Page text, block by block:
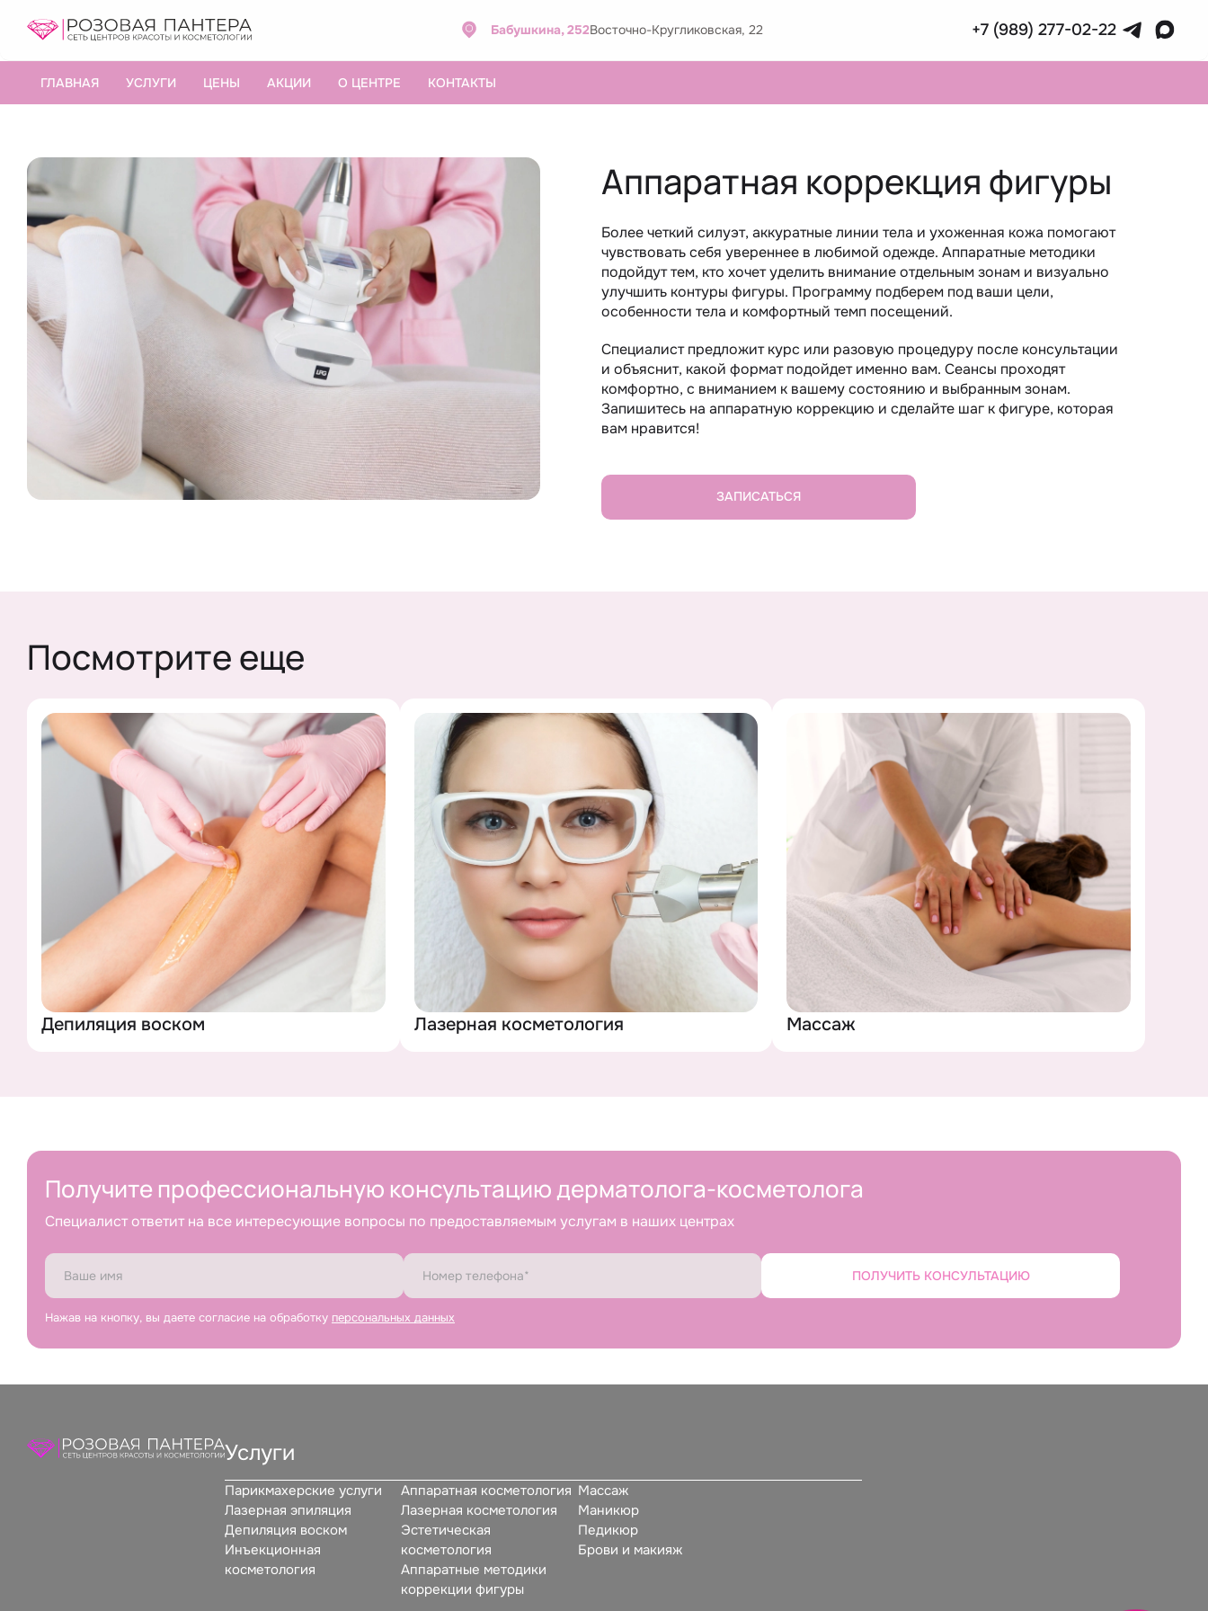
Бабушкина, 252Восточно-Кругликовская, 22 +7 (989) 277-02-22
ГЛАВНАЯ УСЛУГИ ЦЕНЫ АКЦИИ О ЦЕНТРЕ КОНТАКТЫ
ОТПРАВИТЬ
персональных данных
Аппаратная коррекция фигуры
Более четкий силуэт, аккуратные линии тела и ухоженная кожа помогают
чувствовать себя увереннее в любимой одежде. Аппаратные методики
подойдут тем, кто хочет уделить внимание отдельным зонам и визуально
улучшить контуры фигуры. Программу подберем под ваши цели,
особенности тела и комфортный темп посещений.
Специалист предложит курс или разовую процедуру после консультации
и объяснит, какой формат подойдет именно вам. Сеансы проходят
комфортно, с вниманием к вашему состоянию и выбранным зонам.
Запишитесь на аппаратную коррекцию и сделайте шаг к фигуре, которая
вам нравится!
ЗАПИСАТЬСЯ
Посмотрите еще
Депиляция воском Лазерная косметология Массаж
Получите профессиональную консультацию дерматолога-косметолога
Специалист ответит на все интересующие вопросы по предоставляемым услугам в наших центрах
ПОЛУЧИТЬ КОНСУЛЬТАЦИЮ
Нажав на кнопку, вы даете согласие на обработку персональных данных
Услуги
Парикмахерские услуги
Лазерная эпиляция
Депиляция воском
Инъекционная
косметология
Аппаратная косметология
Лазерная косметология
Эстетическая
косметология
Аппаратные методики
коррекции фигуры
Массаж
Маникюр
Педикюр
Брови и макияж
Нажав на кнопку, вы даете согласие на обработку персональных данных
+7 (989) 277-02-22